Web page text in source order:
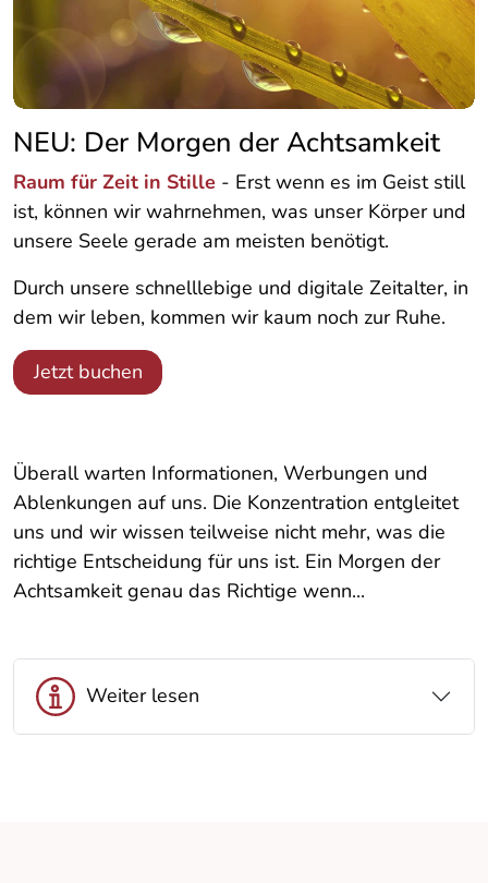
NEU: Der Morgen der Achtsamkeit
Raum für Zeit in Stille - Erst wenn es im Geist still
ist, können wir wahrnehmen, was unser Körper und
unsere Seele gerade am meisten benötigt.
Durch unsere schnelllebige und digitale Zeitalter, in
dem wir leben, kommen wir kaum noch zur Ruhe.
Jetzt buchen
Überall warten Informationen, Werbungen und
Ablenkungen auf uns. Die Konzentration entgleitet
uns und wir wissen teilweise nicht mehr, was die
richtige Entscheidung für uns ist. Ein Morgen der
Achtsamkeit genau das Richtige wenn...
Weiter lesen